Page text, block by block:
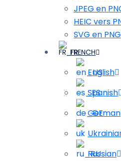
JPEG en
HEIC vers
SVG en PNG
FRENCH
English
Spanish
German
Russian